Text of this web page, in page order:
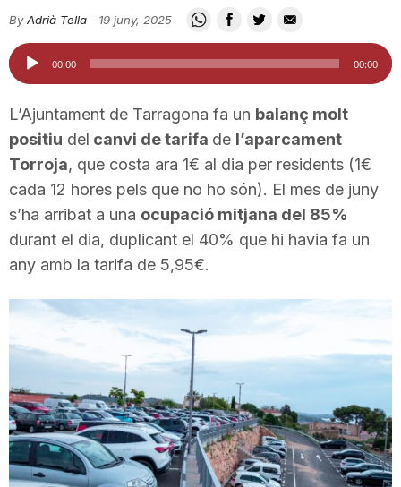
i
t
a
t
T
a
By Adrià Tella - 19 juny, 2025
Reproductor
d'àudio
00:00 00:00
L’Ajuntament de Tarragona fa un balanç molt
positiu del canvi de tarifa de l’aparcament
Torroja, que costa ara 1€ al dia per residents (1€
cada 12 hores pels que no ho són). El mes de juny
s’ha arribat a una ocupació mitjana del 85%
durant el dia, duplicant el 40% que hi havia fa un
any amb la tarifa de 5,95€.